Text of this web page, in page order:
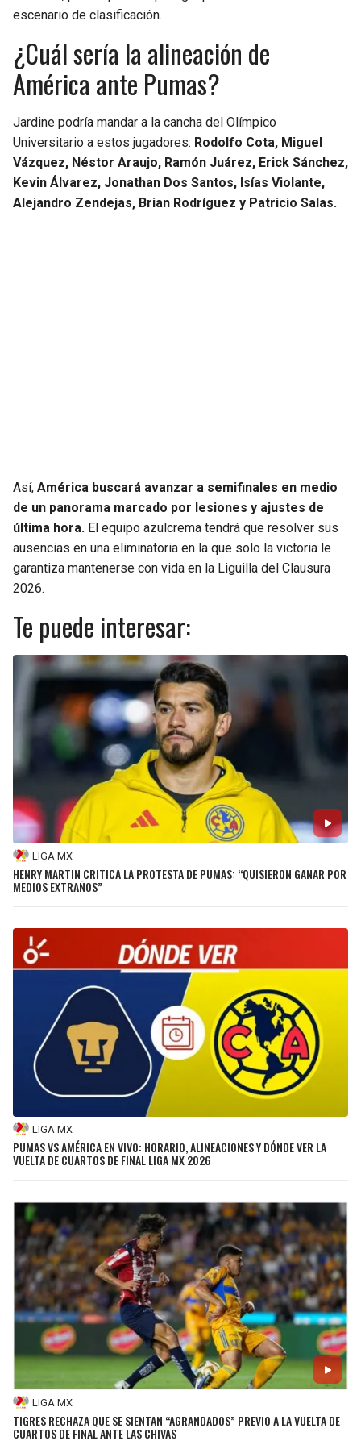
escenario de clasificación.
¿Cuál sería la alineación de
América ante Pumas?
Jardine podría mandar a la cancha del Olímpico
Universitario a estos jugadores: Rodolfo Cota, Miguel
Vázquez, Néstor Araujo, Ramón Juárez, Erick Sánchez,
Kevin Álvarez, Jonathan Dos Santos, Isías Violante,
Alejandro Zendejas, Brian Rodríguez y Patricio Salas.
Así, América buscará avanzar a semifinales en medio
de un panorama marcado por lesiones y ajustes de
última hora. El equipo azulcrema tendrá que resolver sus
ausencias en una eliminatoria en la que solo la victoria le
garantiza mantenerse con vida en la Liguilla del Clausura
2026.
Te puede interesar:
LIGA MX
HENRY MARTIN CRITICA LA PROTESTA DE PUMAS: “QUISIERON GANAR POR
MEDIOS EXTRAÑOS”
LIGA MX
PUMAS VS AMÉRICA EN VIVO: HORARIO, ALINEACIONES Y DÓNDE VER LA
VUELTA DE CUARTOS DE FINAL LIGA MX 2026
LIGA MX
TIGRES RECHAZA QUE SE SIENTAN “AGRANDADOS” PREVIO A LA VUELTA DE
CUARTOS DE FINAL ANTE LAS CHIVAS